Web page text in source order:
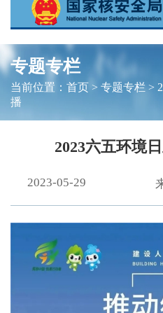
专题专栏
当前位置： 首页> 专题专栏>
播
2023六五环境
2023-05-29